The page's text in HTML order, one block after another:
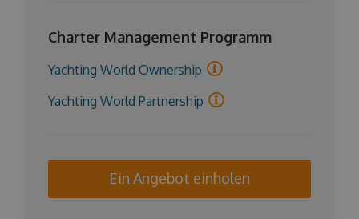
Charter Management Programm
Yachting World Ownership
Yachting World Partnership
Ein Angebot einholen